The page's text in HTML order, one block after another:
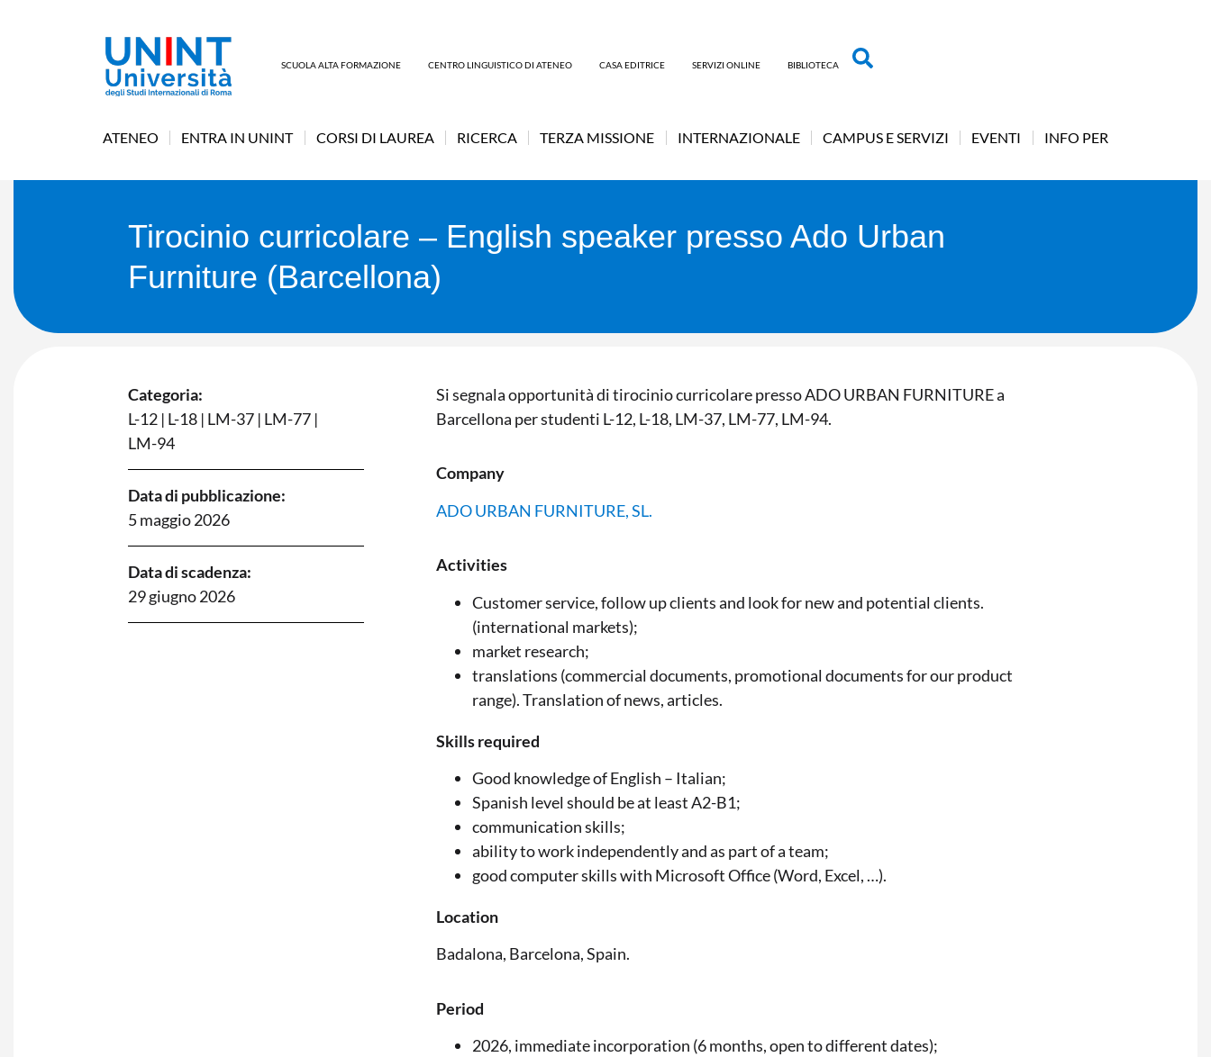
SCUOLA ALTA FORMAZIONE CENTRO LINGUISTICO DI ATENEO CASA EDITRICE SERVIZI ONLINE BIBLIOTECA
ATENEO ENTRA IN UNINT CORSI DI LAUREA RICERCA TERZA MISSIONE INTERNAZIONALE CAMPUS E SERVIZI EVENTI INFO PER
Tirocinio curricolare – English speaker presso Ado Urban
Furniture (Barcellona)
Categoria:
L-12 | L-18 | LM-37 | LM-77 |
LM-94
Data di pubblicazione:
5 maggio 2026
Data di scadenza:
29 giugno 2026
Si segnala opportunità di tirocinio curricolare presso ADO URBAN FURNITURE a
Barcellona per studenti L-12, L-18, LM-37, LM-77, LM-94.
Company
ADO URBAN FURNITURE, SL.
Activities
Customer service, follow up clients and look for new and potential clients.
(international markets);
market research;
translations (commercial documents, promotional documents for our product
range). Translation of news, articles.
Skills required
Good knowledge of English – Italian;
Spanish level should be at least A2-B1;
communication skills;
ability to work independently and as part of a team;
good computer skills with Microsoft Office (Word, Excel, …).
Location
Badalona, Barcelona, Spain.
Period
2026, immediate incorporation (6 months, open to different dates);